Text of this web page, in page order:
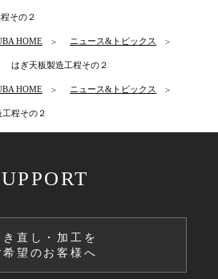
その２
HOME ニュース&トピックス
はぎ天板製造工程その２
HOME ニュース&トピックス
程その２
き直し・加工を
希望のお客様へ